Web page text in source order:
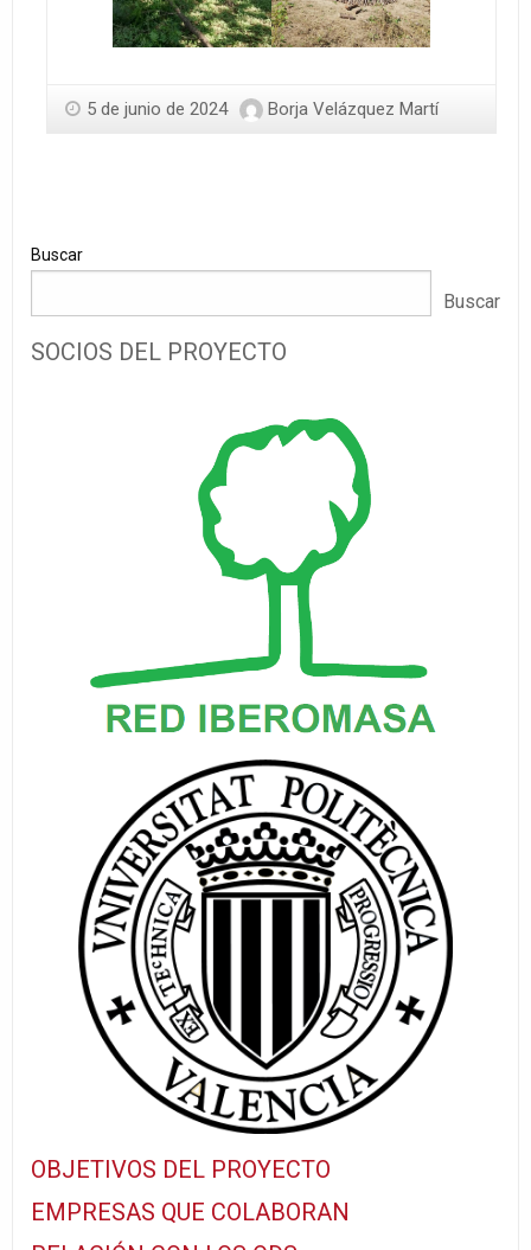
5 de junio de 2024 Borja Velázquez Martí
Buscar
Buscar
SOCIOS DEL PROYECTO
OBJETIVOS DEL PROYECTO
EMPRESAS QUE COLABORAN